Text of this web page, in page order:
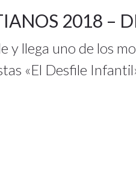
2018 –
y llega uno de los
«El Desfile